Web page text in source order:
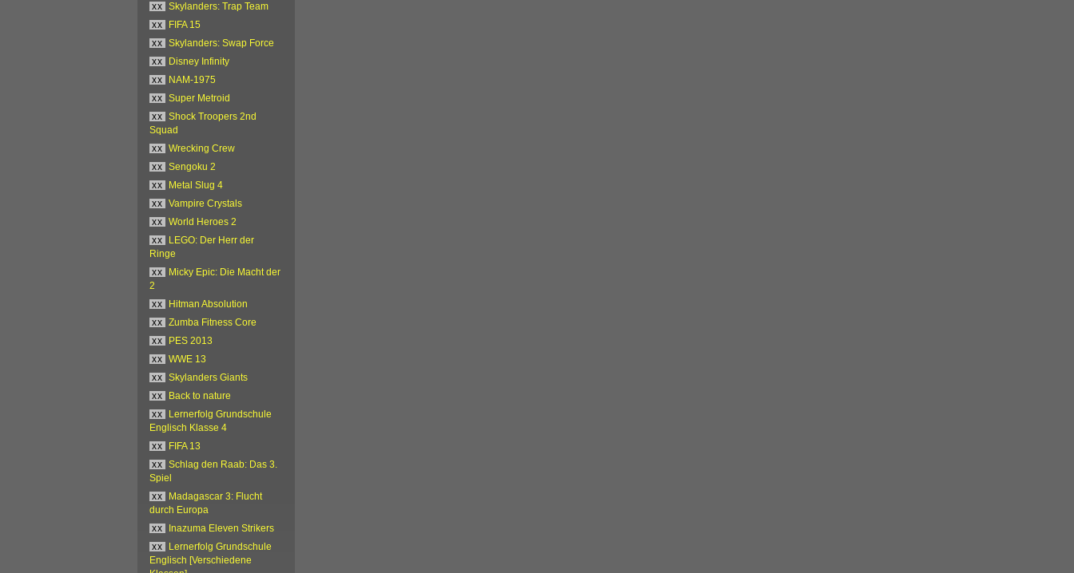
xx
Skylanders: Trap Team
xx
FIFA 15
xx
Skylanders: Swap Force
xx
Disney Infinity
xx
NAM-1975
xx
Super Metroid
xx
Shock Troopers 2nd
Squad
xx
Wrecking Crew
xx
Sengoku 2
xx
Metal Slug 4
xx
Vampire Crystals
xx
World Heroes 2
xx
LEGO: Der Herr der
Ringe
xx
Micky Epic: Die Macht der
2
xx
Hitman Absolution
xx
Zumba Fitness Core
xx
PES 2013
xx
WWE 13
xx
Skylanders Giants
xx
Back to nature
xx
Lernerfolg Grundschule
Englisch Klasse 4
xx
FIFA 13
xx
Schlag den Raab: Das 3.
Spiel
xx
Madagascar 3: Flucht
durch Europa
xx
Inazuma Eleven Strikers
xx
Lernerfolg Grundschule
Englisch [Verschiedene